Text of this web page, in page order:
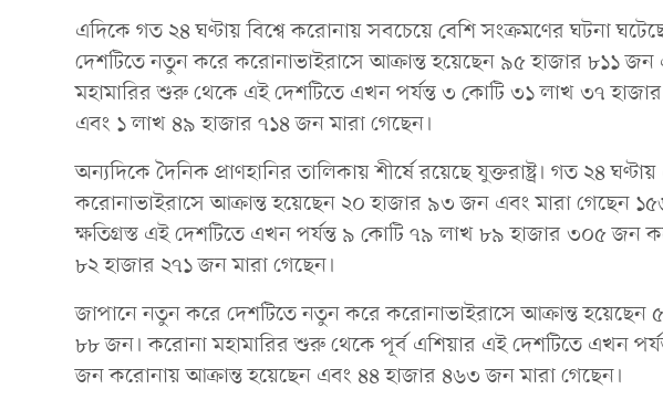
এদিকে গত ২৪ ঘণ্টায় বিশ্বে করোনায় সবচেয়ে বেশি সংক্রমণের ঘটনা
দেশটিতে নতুন করে করোনাভাইরাসে আক্রান্ত হয়েছেন ৯৫ হাজার ৮১১
মহামারির শুরু থেকে এই দেশটিতে এখন পর্যন্ত ৩ কোটি ৩১ লাখ ৩৭
এবং ১ লাখ ৪৯ হাজার ৭১৪ জন মারা গেছেন।
অন্যদিকে দৈনিক প্রাণহানির তালিকায় শীর্ষে রয়েছে যুক্তরাষ্ট্র। গত ২৪
করোনাভাইরাসে আক্রান্ত হয়েছেন ২০ হাজার ৯৩ জন এবং মারা গেছেন
ক্ষতিগ্রস্ত এই দেশটিতে এখন পর্যন্ত ৯ কোটি ৭৯ লাখ ৮৯ হাজার ৩০৫ জন
৮২ হাজার ২৭১ জন মারা গেছেন।
জাপানে নতুন করে দেশটিতে নতুন করে করোনাভাইরাসে আক্রান্ত হয়েছেন
৮৮ জন। করোনা মহামারির শুরু থেকে পূর্ব এশিয়ার এই দেশটিতে এখন
জন করোনায় আক্রান্ত হয়েছেন এবং ৪৪ হাজার ৪৬৩ জন মারা গেছেন।